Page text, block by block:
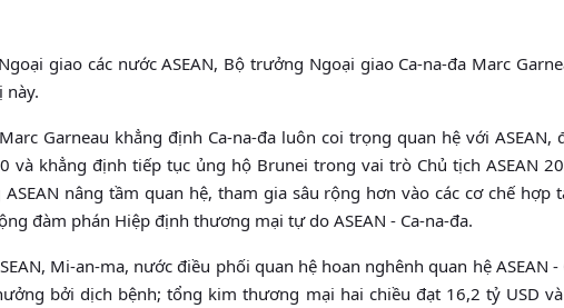
giao các nước ASEAN, Bộ trưởng Ngoại giao Ca-na-đa Marc
này.
Garneau khẳng định Ca-na-đa luôn coi trọng quan hệ với ASEAN,
và khẳng định tiếp tục ủng hộ Brunei trong vai trò Chủ tịch ASEAN
nâng tầm quan hệ, tham gia sâu rộng hơn vào các cơ chế hợp
đàm phán Hiệp định thương mại tự do ASEAN - Ca-na-đa.
Mi-an-ma, nước điều phối quan hệ hoan nghênh quan hệ ASEAN
bởi dịch bệnh; tổng kim thương mại hai chiều đạt 16,2 tỷ USD và